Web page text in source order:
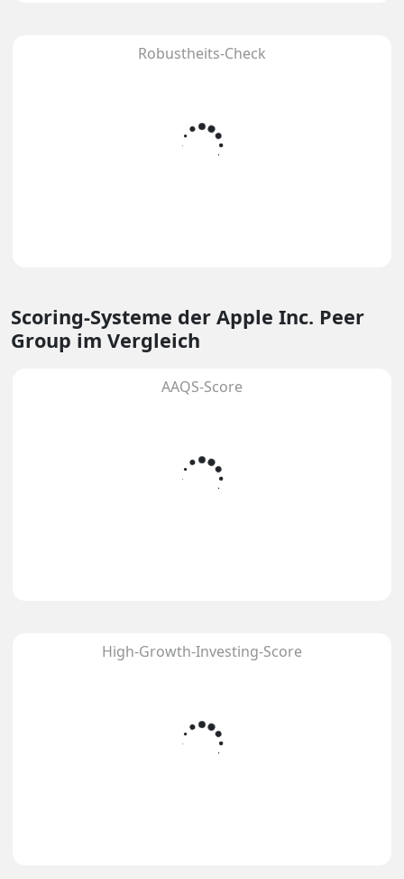
Robustheits-Check
Scoring-Systeme der Apple Inc. Peer
Group im Vergleich
AAQS-Score
High-Growth-Investing-Score